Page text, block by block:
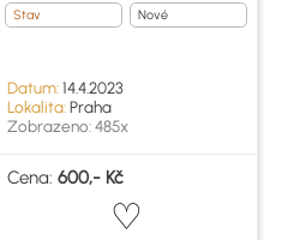
Stav Nové
Datum:14.4.2023
Lokalita:Praha
Zobrazeno: 485x
Cena: 600,- Kč